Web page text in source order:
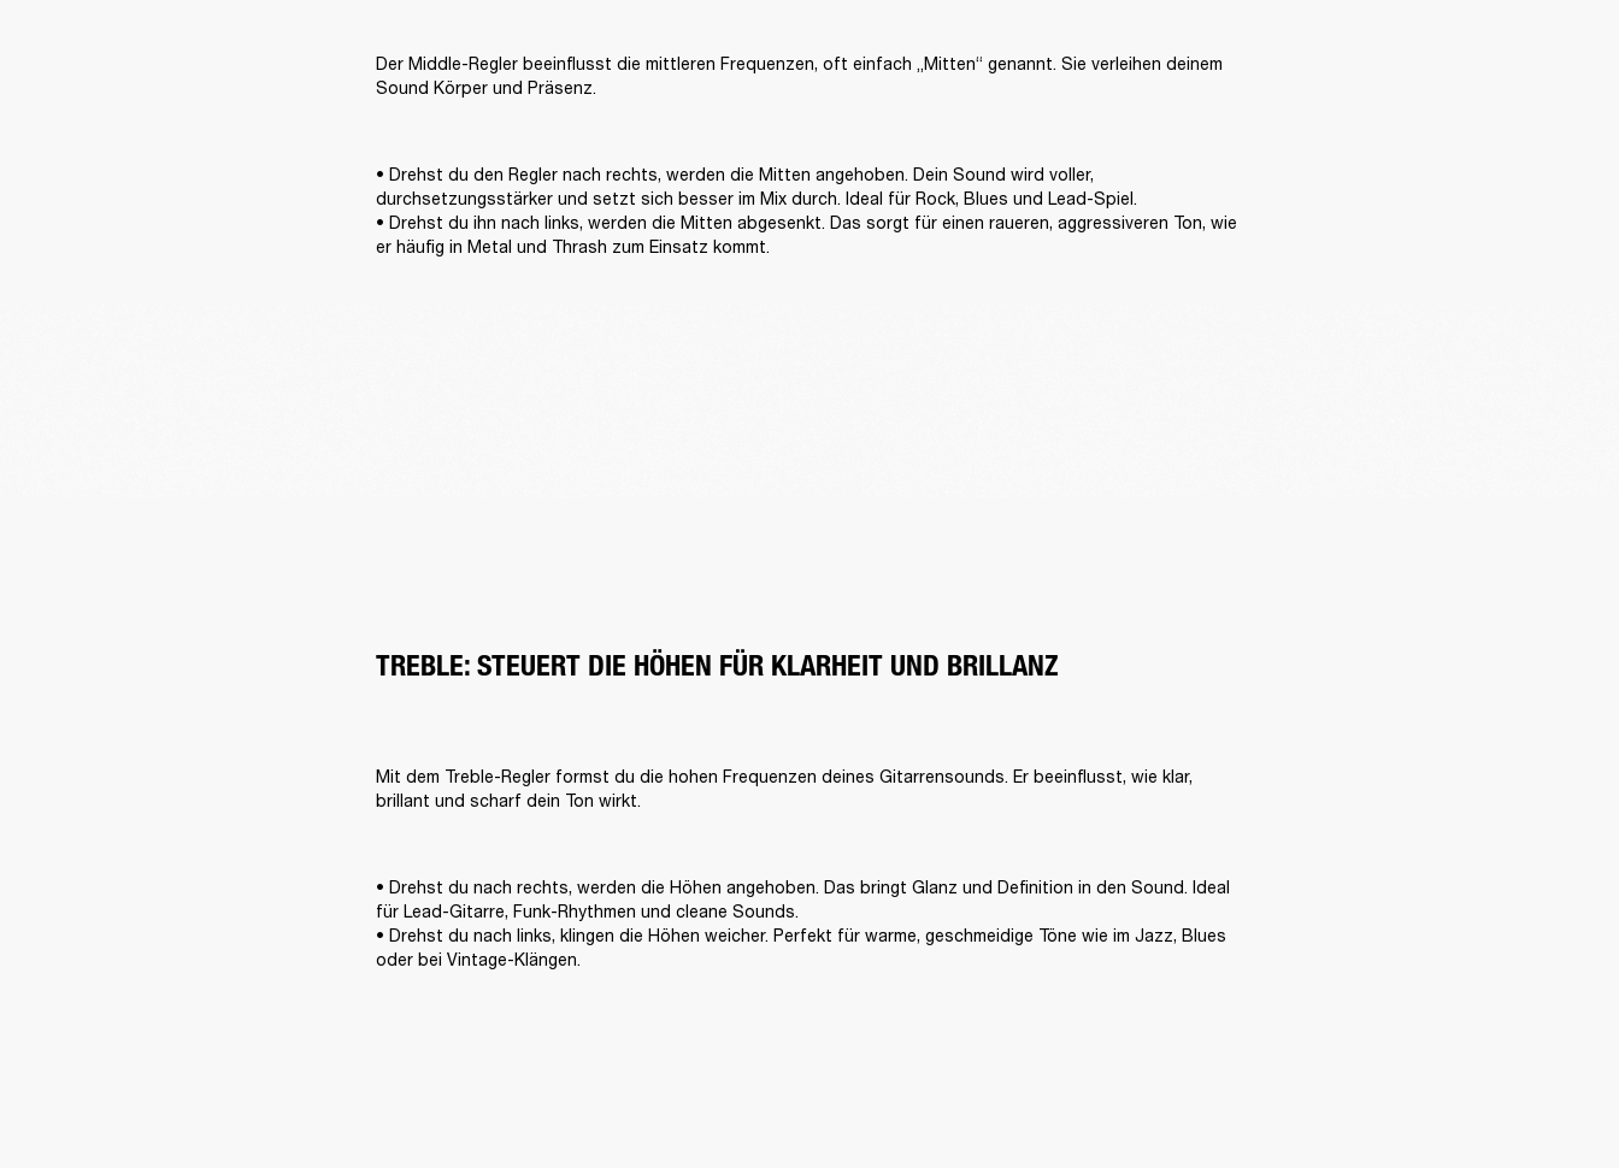
Der Middle-Regler beeinflusst die mittleren Frequenzen, oft einfach „Mitten“ genannt. Sie verleihen deinem
Sound Körper und Präsenz.
• Drehst du den Regler nach rechts, werden die Mitten angehoben. Dein Sound wird voller,
durchsetzungsstärker und setzt sich besser im Mix durch. Ideal für Rock, Blues und Lead-Spiel.
• Drehst du ihn nach links, werden die Mitten abgesenkt. Das sorgt für einen raueren, aggressiveren Ton, wie
er häufig in Metal und Thrash zum Einsatz kommt.
TREBLE: STEUERT DIE HÖHEN FÜR KLARHEIT UND BRILLANZ
Mit dem Treble-Regler formst du die hohen Frequenzen deines Gitarrensounds. Er beeinflusst, wie klar,
brillant und scharf dein Ton wirkt.
• Drehst du nach rechts, werden die Höhen angehoben. Das bringt Glanz und Definition in den Sound. Ideal
für Lead-Gitarre, Funk-Rhythmen und cleane Sounds.
• Drehst du nach links, klingen die Höhen weicher. Perfekt für warme, geschmeidige Töne wie im Jazz, Blues
oder bei Vintage-Klängen.